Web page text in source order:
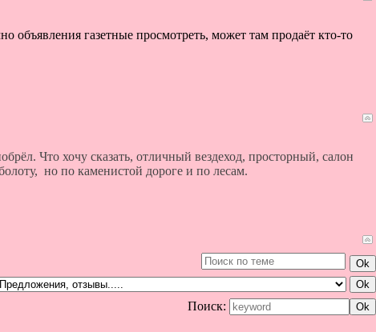
объявления газетные просмотреть, может там продаёт кто-то
Что хочу сказать, отличный вездеход, просторный, салон
но по каменистой дороге и по лесам.
Поиск: